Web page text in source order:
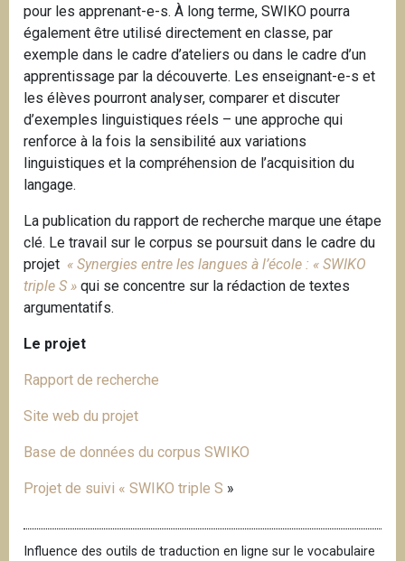
pour les apprenant-e-s. À long terme, SWIKO pourra
également être utilisé directement en classe, par
exemple dans le cadre d’ateliers ou dans le cadre d’un
apprentissage par la découverte. Les enseignant-e-s et
les élèves pourront analyser, comparer et discuter
d’exemples linguistiques réels – une approche qui
renforce à la fois la sensibilité aux variations
linguistiques et la compréhension de l’acquisition du
langage.
La publication du rapport de recherche marque une étape
clé. Le travail sur le corpus se poursuit dans le cadre du
projet « Synergies entre les langues à l’école : « SWIKO
triple S » qui se concentre sur la rédaction de textes
argumentatifs.
Le projet
Rapport de recherche
Site web du projet
Base de données du corpus SWIKO
Projet de suivi « SWIKO triple S »
Influence des outils de traduction en ligne sur le vocabulaire